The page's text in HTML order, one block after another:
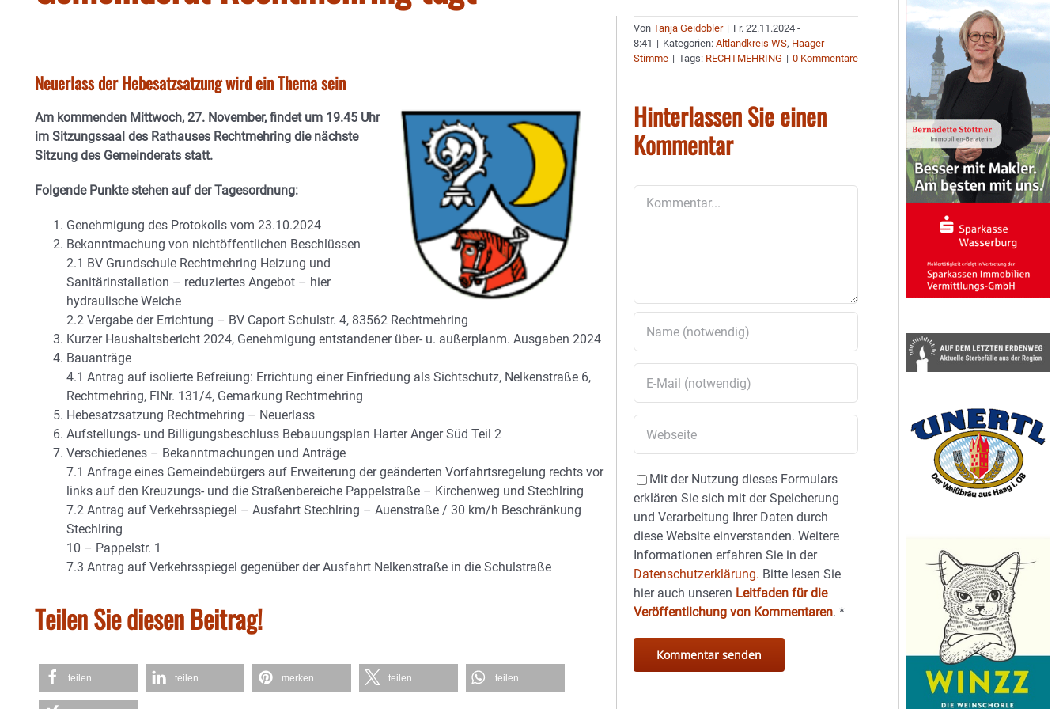
Neuerlass der Hebesatzsatzung wird ein Thema sein
Am kommenden Mittwoch, 27. November, findet um 19.45 Uhr
im Sitzungssaal des Rathauses Rechtmehring die nächste
Sitzung des Gemeinderats statt.
Folgende Punkte stehen auf der Tagesordnung:
Genehmigung des Protokolls vom 23.10.2024
Bekanntmachung von nichtöffentlichen Beschlüssen
2.1 BV Grundschule Rechtmehring Heizung und
Sanitärinstallation – reduziertes Angebot – hier
hydraulische Weiche
2.2 Vergabe der Errichtung – BV Caport Schulstr. 4, 83562 Rechtmehring
Kurzer Haushaltsbericht 2024, Genehmigung entstandener über- u. außerplanm. Ausgaben 2024
Bauanträge
4.1 Antrag auf isolierte Befreiung: Errichtung einer Einfriedung als Sichtschutz, Nelkenstraße 6,
Rechtmehring, FlNr. 131/4, Gemarkung Rechtmehring
Hebesatzsatzung Rechtmehring – Neuerlass
Aufstellungs- und Billigungsbeschluss Bebauungsplan Harter Anger Süd Teil 2
Verschiedenes – Bekanntmachungen und Anträge
7.1 Anfrage eines Gemeindebürgers auf Erweiterung der geänderten Vorfahrtsregelung rechts vor
links auf den Kreuzungs- und die Straßenbereiche Pappelstraße – Kirchenweg und Stechlring
7.2 Antrag auf Verkehrsspiegel – Ausfahrt Stechlring – Auenstraße / 30 km/h Beschränkung
Stechlring
10 – Pappelstr. 1
7.3 Antrag auf Verkehrsspiegel gegenüber der Ausfahrt Nelkenstraße in die Schulstraße
Teilen Sie diesen Beitrag!
teilen teilen merken teilen teilen
VonTanja Geidobler | Fr. 22.11.2024 -
8:41 | Kategorien:Altlandkreis WS, Haager-
Stimme | Tags: RECHTMEHRING | 0 Kommentare
Hinterlassen Sie einen
Kommentar
Mit der Nutzung dieses Formulars
erklären Sie sich mit der Speicherung
und Verarbeitung Ihrer Daten durch
diese Website einverstanden. Weitere
Informationen erfahren Sie in der
Datenschutzerklärung. Bitte lesen Sie
hier auch unseren Leitfaden für die
Veröffentlichung von Kommentaren.*